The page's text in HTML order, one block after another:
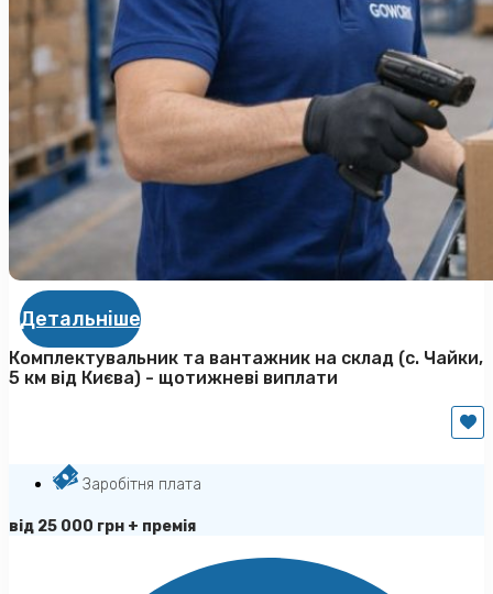
Детальніше
Комплектувальник та вантажник на склад (с. Чайки,
5 км від Києва) - щотижневі виплати
Заробітня плата
від 25 000 грн + премія